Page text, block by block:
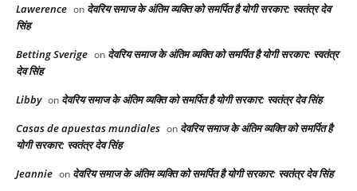
Lawerence on देवरिय समाज के अंतिम व्यक्ति को समर्पित है योगी सरकार: स्वतंत्र देव
सिंह
Betting Sverige on देवरिय समाज के अंतिम व्यक्ति को समर्पित है योगी सरकार: स्वतंत्र
देव सिंह
Libby on देवरिय समाज के अंतिम व्यक्ति को समर्पित है योगी सरकार: स्वतंत्र देव सिंह
Casas de apuestas mundiales on देवरिय समाज के अंतिम व्यक्ति को समर्पित है
योगी सरकार: स्वतंत्र देव सिंह
Jeannie on देवरिय समाज के अंतिम व्यक्ति को समर्पित है योगी सरकार: स्वतंत्र देव सिंह